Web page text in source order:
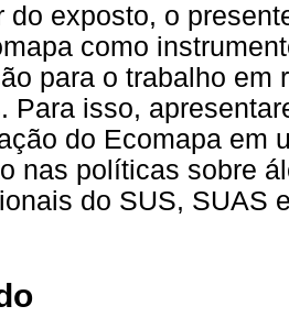
do exposto, o
como
para o trabalho em
Para isso,
do Ecomapa em
nas políticas sobre
do SUS, SUAS